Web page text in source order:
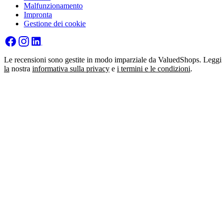
Malfunzionamento
Impronta
Gestione dei cookie
Le recensioni sono gestite in modo imparziale da ValuedShops. Leggi
la nostra informativa sulla privacy e i termini e le condizioni.